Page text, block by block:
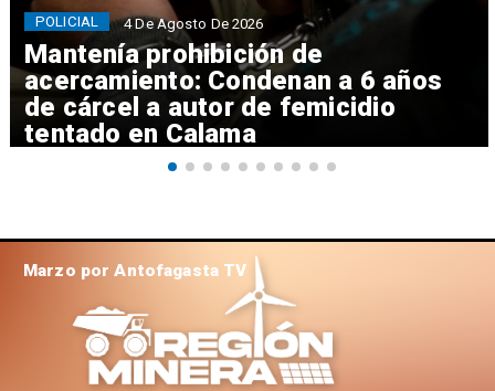
Mantenía prohibición de
acercamiento: Condenan a 6 años
de cárcel a autor de femicidio
tentado en Calama
POLICIAL 4 De Agosto De 2026
Marzo por Antofagasta TV